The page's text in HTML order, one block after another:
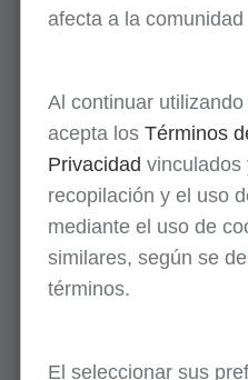
Imagen 4: Información
afecta a la
Al continuar
acepta los Términos
Privacidad vinculados
recopilación y el uso
mediante el uso de
similares, según se
términos.
El seleccionar sus